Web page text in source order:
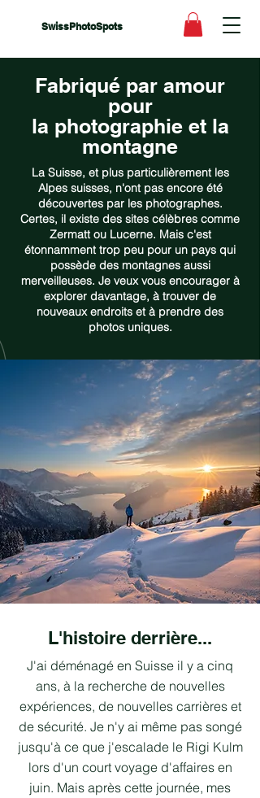
SwissPhotoSpots
Fabriqué par amour
pour
la photographie et la
montagne
La Suisse, et plus particulièrement les
Alpes suisses, n'ont pas encore été
découvertes par les photographes.
Certes, il existe des sites célèbres comme
Zermatt ou Lucerne. Mais c'est
étonnamment trop peu pour un pays qui
possède des montagnes aussi
merveilleuses. Je veux vous encourager à
explorer davantage, à trouver de
nouveaux endroits et à prendre des
photos uniques.
L'histoire derrière...
J'ai déménagé en Suisse il y a cinq
ans, à la recherche de nouvelles
expériences, de nouvelles carrières et
de sécurité. Je n'y ai même pas songé
jusqu'à ce que j'escalade le Rigi Kulm
lors d'un court voyage d'affaires en
juin. Mais après cette journée, mes